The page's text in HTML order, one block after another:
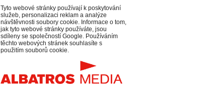
Tyto webové stránky používají k poskytování
služeb, personalizaci reklam a analýze
návštěvnosti soubory cookie. Informace o tom,
jak tyto webové stránky používáte, jsou
sdíleny se společností Google. Používáním
těchto webových stránek souhlasíte s
použitím souborů cookie.